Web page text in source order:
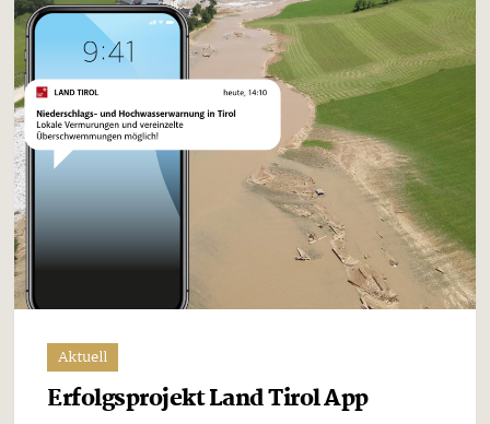
Aktuell
Erfolgsprojekt Land Tirol App